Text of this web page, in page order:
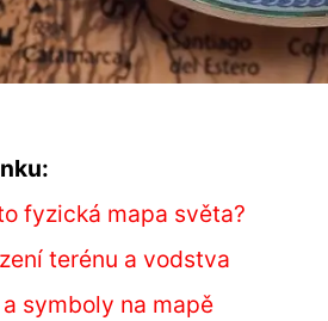
fyzická mapa světa?
terénu a vodstva
symboly na mapě